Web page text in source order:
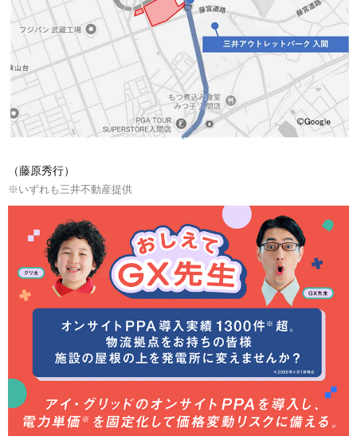
（藤原秀行）
※いずれも三井不動産提供